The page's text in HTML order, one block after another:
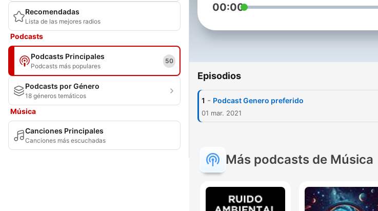
Recomendadas
Lista de las mejores radios
Podcasts
Podcasts Principales
Podcasts más populares
50
Podcasts por Género
18 géneros temáticos
Música
Canciones Principales
Canciones más escuchadas
00:00
Episodios
1 - Podcast Genero preferido
01 mar. 2021
Más podcasts de Música